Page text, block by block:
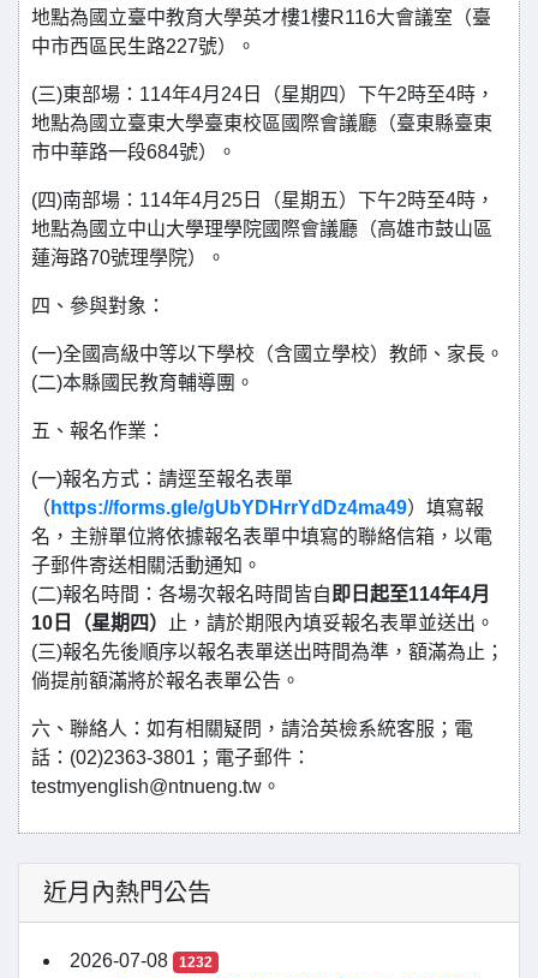
地點為國立臺中教育大學英才樓1樓R116大會議室（臺
中市西區民生路227號）。
(三)東部場：114年4月24日（星期四）下午2時至4時，
地點為國立臺東大學臺東校區國際會議廳（臺東縣臺東
市中華路一段684號）。
(四)南部場：114年4月25日（星期五）下午2時至4時，
地點為國立中山大學理學院國際會議廳（高雄市鼓山區
蓮海路70號理學院）。
四、參與對象：
(一)全國高級中等以下學校（含國立學校）教師、家長。
(二)本縣國民教育輔導團。
五、報名作業：
(一)報名方式：請逕至報名表單
（ https://forms.gle/gUbYDHrrYdDz4ma49）填寫報
名，主辦單位將依據報名表單中填寫的聯絡信箱，以電
子郵件寄送相關活動通知。
(二)報名時間：各場次報名時間皆自 即日起至114年4月
10日（星期四）
止，請於期限內填妥報名表單並送出。
(三)報名先後順序以報名表單送出時間為準，額滿為止；
倘提前額滿將於報名表單公告。
六、聯絡人：如有相關疑問，請洽英檢系統客服；電
話：(02)2363-3801；電子郵件：
testmyenglish@ntnueng.tw。
近月內熱門公告
2026-07-08 1232